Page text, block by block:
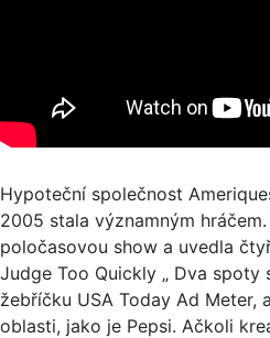
Hypoteční společnost
2005 stala významným
poločasovou show a uvedla
Judge Too Quickly „ Dva
žebříčku USA Today Ad
oblasti, jako je Pepsi. Ačkoli